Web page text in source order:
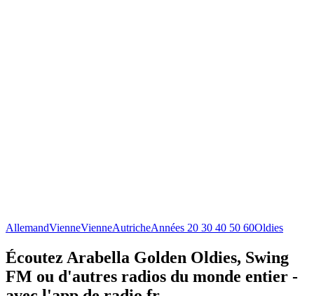
AllemandVienneVienneAutricheAnnées 20 30 40 50 60Oldies
Écoutez Arabella Golden Oldies, Swing
FM ou d'autres radios du monde entier -